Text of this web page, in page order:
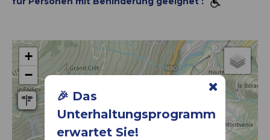
🎉 Das
Unterhaltungsprogramm
erwartet Sie!
+
−